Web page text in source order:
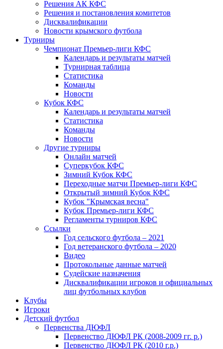
Решения АК КФС
Решения и постановления комитетов
Дисквалификации
Новости крымского футбола
Турниры
Чемпионат Премьер-лиги КФС
Календарь и результаты матчей
Турнирная таблица
Статистика
Команды
Новости
Кубок КФС
Календарь и результаты матчей
Статистика
Команды
Новости
Другие турниры
Онлайн матчей
Суперкубок КФС
Зимний Кубок КФС
Переходные матчи Премьер-лиги КФС
Открытый зимний Кубок КФС
Кубок "Крымская весна"
Кубок Премьер-лиги КФС
Регламенты турниров КФС
Ссылки
Год сельского футбола – 2021
Год ветеранского футбола – 2020
Видео
Протокольные данные матчей
Судейские назначения
Дисквалификации игроков и официальных
лиц футбольных клубов
Клубы
Игроки
Детский футбол
Первенства ДЮФЛ
Первенство ДЮФЛ РК (2008-2009 гг. р.)
Первенство ДЮФЛ РК (2010 г.р.)